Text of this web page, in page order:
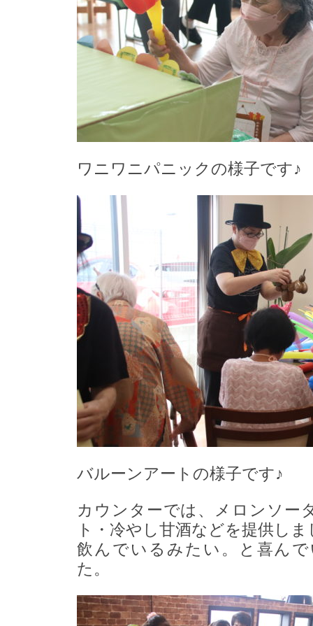
ワニワニパニックの様子です♪
バルーンアートの様子です♪
カウンターでは、メロンソー
ト・冷やし甘酒などを提供し
飲んでいるみたい。と喜ん
た。